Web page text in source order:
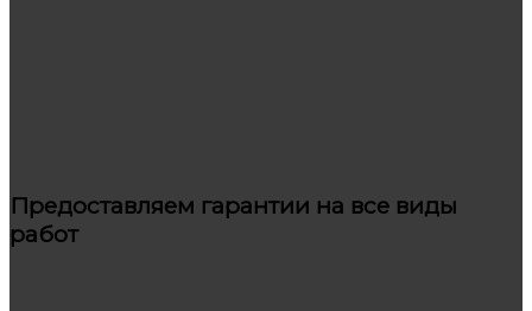
Предоставляем гарантии на все виды
работ